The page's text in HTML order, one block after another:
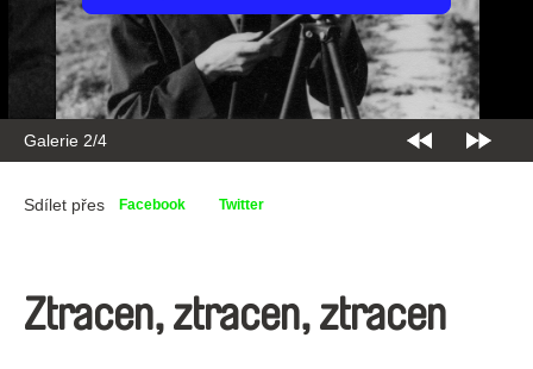
Galerie 2/4
Sdílet přes Facebook Twitter
Ztracen, ztracen, ztracen